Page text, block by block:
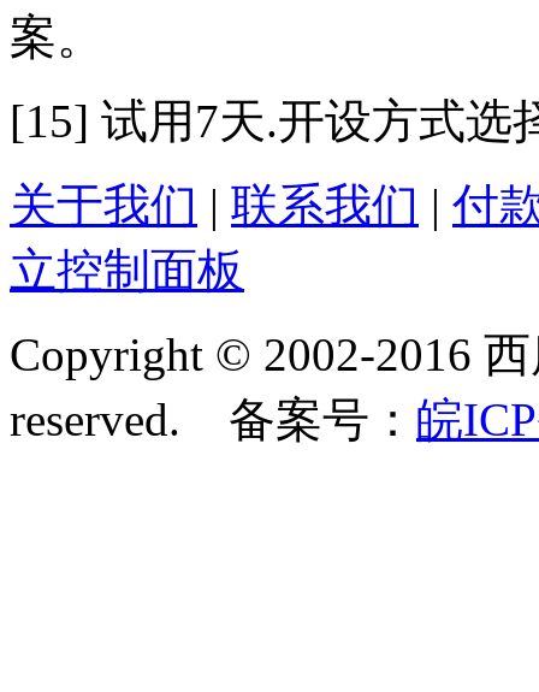
案。
[15] 试用7天.开设方式选
关于我们 | 联系我们 | 付
立控制面板
Copyright © 2002-2016
reserved. 备案号： 皖